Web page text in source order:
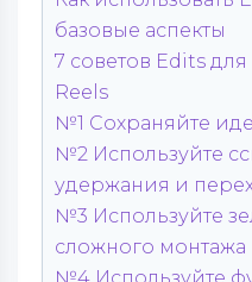
базовые аспекты
7 советов Edits
Reels
№1 Сохраняйте
№2 Используйте
удержания и
№3 Используйте
сложного монтажа